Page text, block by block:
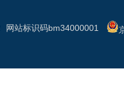
网站标识码bm34000001